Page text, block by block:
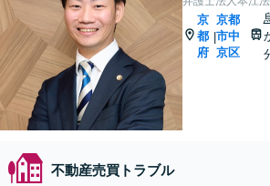
京
都
府
|
京都
市中
京区
不動産売買トラブル